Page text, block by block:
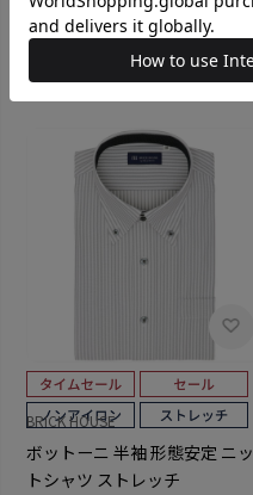
￥5,489￥3,511(36%OFF)
4.7 （3）
BRICK HOUSE
ボットーニ 半袖 形態安定 ニッ
トシャツ ストレッチ